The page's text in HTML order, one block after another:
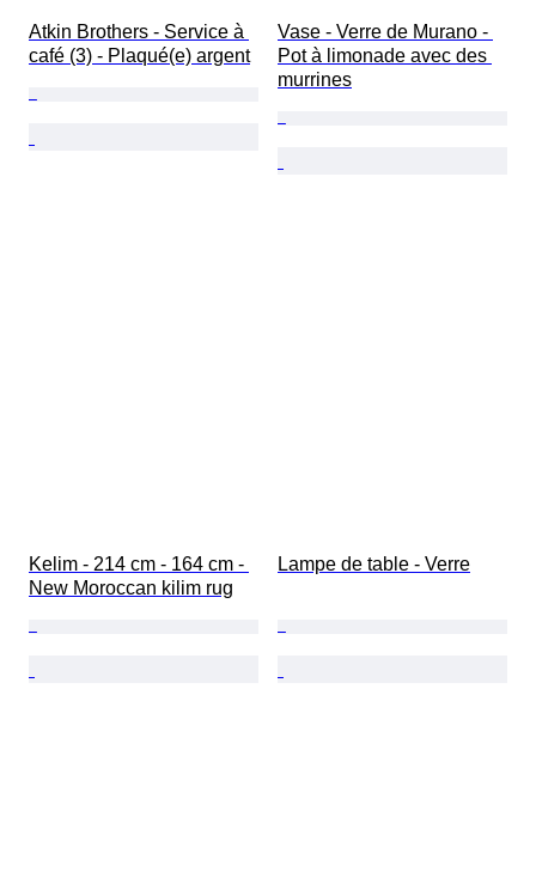
Atkin Brothers - Service à
café (3) - Plaqué(e) argent
Vase - Verre de Murano -
Pot à limonade avec des
murrines
Kelim - 214 cm - 164 cm -
New Moroccan kilim rug
Lampe de table - Verre